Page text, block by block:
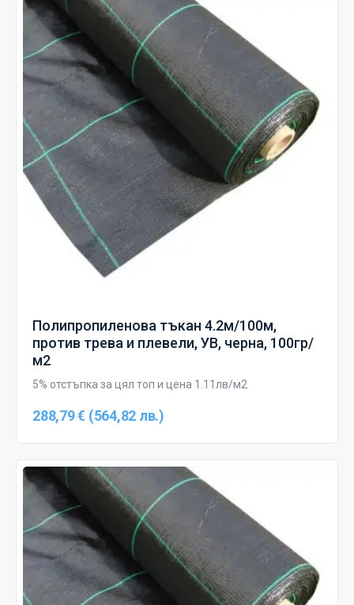
Полипропиленова тъкан 4.2м/100м,
против трева и плевели, УВ, черна, 100гр/
м2
5% отстъпка за цял топ и цена 1.11лв/м2
288,79 € (564,82 лв.)